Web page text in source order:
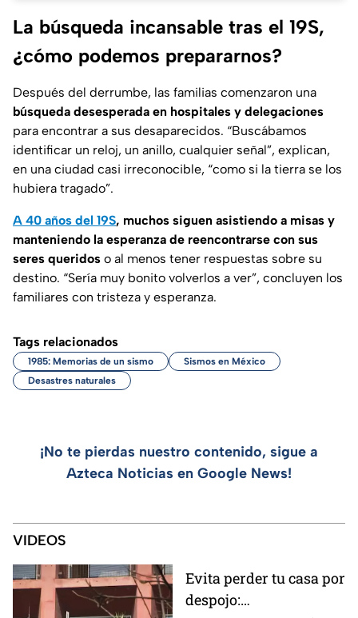
La búsqueda incansable tras el 19S,
¿cómo podemos prepararnos?
Después del derrumbe, las familias comenzaron una
búsqueda desesperada en hospitales y delegaciones
para encontrar a sus desaparecidos. “Buscábamos
identificar un reloj, un anillo, cualquier señal”, explican,
en una ciudad casi irreconocible, “como si la tierra se los
hubiera tragado”.
A 40 años del 19S, muchos siguen asistiendo a misas y
manteniendo la esperanza de reencontrarse con sus
seres queridos o al menos tener respuestas sobre su
destino. “Sería muy bonito volverlos a ver”, concluyen los
familiares con tristeza y esperanza.
Tags relacionados
1985: Memorias de un sismo
Sismos en México
Desastres naturales
¡No te pierdas nuestro contenido, sigue a
Azteca Noticias en Google News!
VIDEOS
Evita perder tu casa por
despojo: